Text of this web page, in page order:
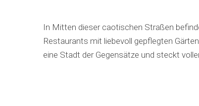
In Mitten dieser caotischen Straßen
Restaurants mit liebevoll gepflegten
eine Stadt der Gegensätze und steckt